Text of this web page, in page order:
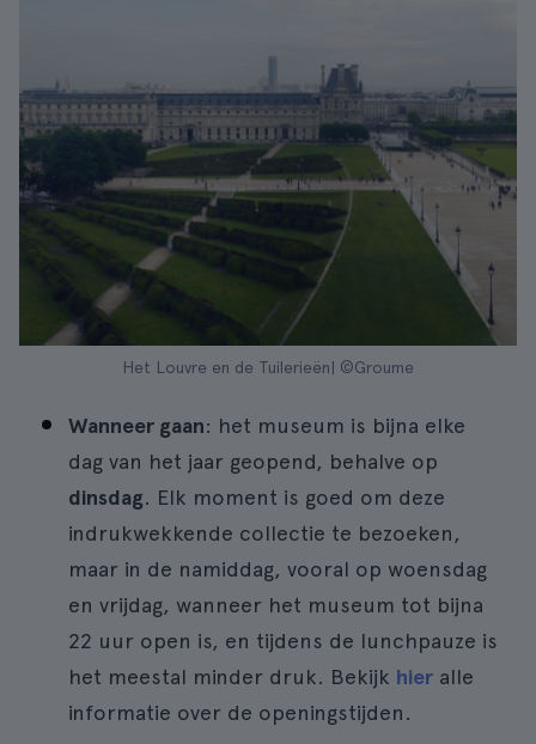
Het Louvre en de Tuilerieën| ©Groume
Wanneer gaan: het museum is bijna elke
dag van het jaar geopend, behalve op
dinsdag. Elk moment is goed om deze
indrukwekkende collectie te bezoeken,
maar in de namiddag, vooral op woensdag
en vrijdag, wanneer het museum tot bijna
22 uur open is, en tijdens de lunchpauze is
het meestal minder druk. Bekijk hier alle
informatie over de openingstijden.